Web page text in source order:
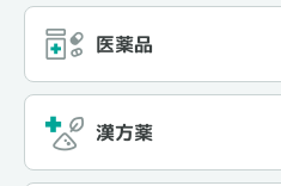
医薬品
漢方薬